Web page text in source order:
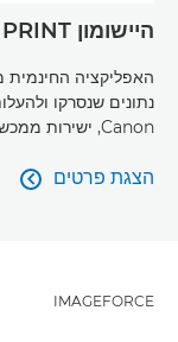
היישומון PRINT של Canon
האפליקציה
נתונים שנסרקו
Canon, ישירות ממכשירים ניידים.
הצגת פרטים
הצגת פרטים

IMAGEFORCE